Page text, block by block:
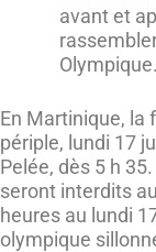
avant et
Olympique.
En Martinique, la
périple, lundi 17
Pelée, dès 5 h
seront interdits
heures au lundi
olympique